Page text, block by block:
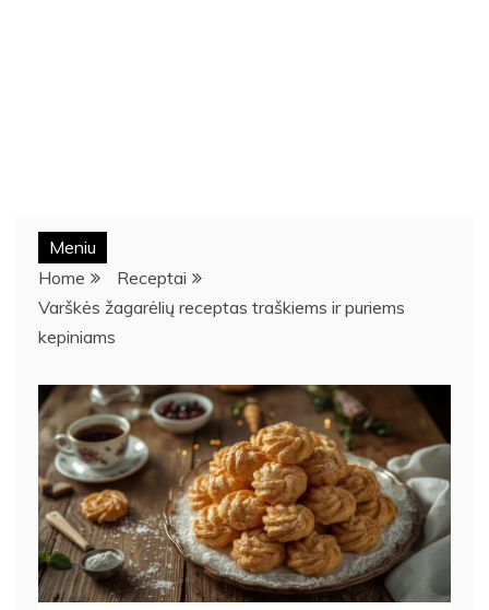
Meniu
Home
Receptai
Varškės žagarėlių receptas traškiems ir puriems
kepiniams